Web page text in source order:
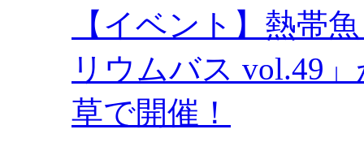
【イベント】熱帯
リウムバス vol.49
草で開催！